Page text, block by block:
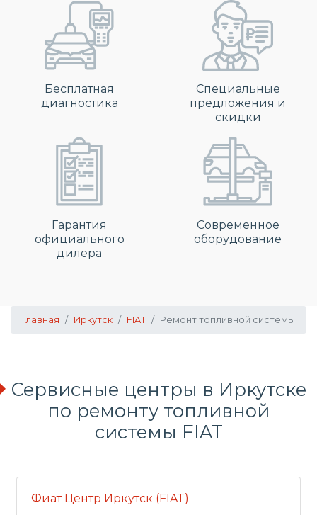
Бесплатная
диагностика
Специальные
предложения и
скидки
Гарантия
официального
дилера
Современное
оборудование
Главная Иркутск FIAT Ремонт топливной системы
Сервисные центры в Иркутске
по ремонту топливной
системы FIAT
Фиат Центр Иркутск (FIAT)